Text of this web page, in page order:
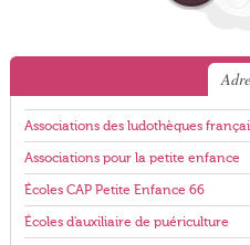
Associations des ludothèques
Associations pour la petite enfance
Écoles CAP Petite Enfance 66
Écoles d'auxiliaire de puériculture